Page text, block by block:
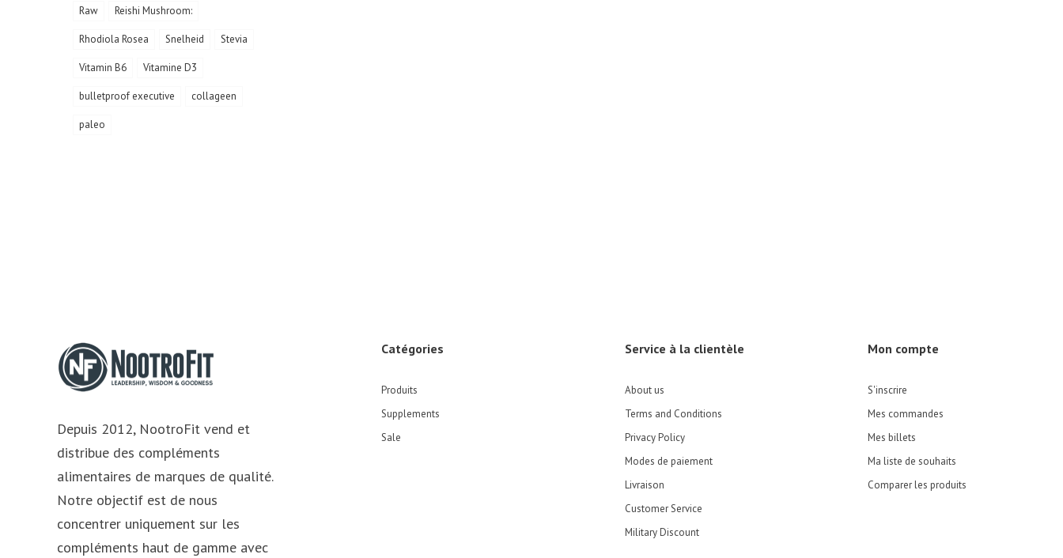
Raw Reishi Mushroom:
Rhodiola Rosea Snelheid Stevia
Vitamin B6 Vitamine D3
bulletproof executive collageen
paleo
Depuis 2012, NootroFit vend et
distribue des compléments
alimentaires de marques de qualité.
Notre objectif est de nous
concentrer uniquement sur les
compléments haut de gamme avec
Catégories
Produits
Supplements
Sale
Service à la clientèle
About us
Terms and Conditions
Privacy Policy
Modes de paiement
Livraison
Customer Service
Military Discount
Mon compte
S'inscrire
Mes commandes
Mes billets
Ma liste de souhaits
Comparer les produits